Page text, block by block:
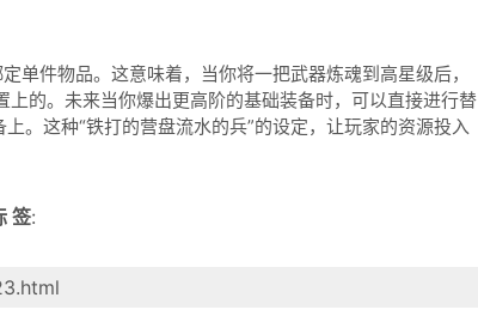
件物品。这意味着，当你将一把武器炼魂到高星级后，
的。未来当你爆出更高阶的基础装备时，可以直接进行替
。这种“铁打的营盘流水的兵”的设定，让玩家的资源投入
签: